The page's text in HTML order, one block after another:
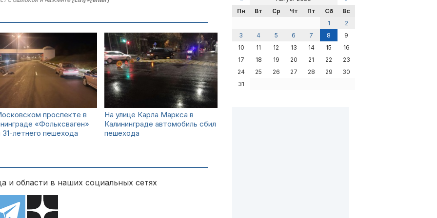
проспекте в
«Фольксваген»
31-летнего пешехода
На улице Карла Маркса в
Калининграде автомобиль сбил
пешехода
и области в наших социальных сетях
Пн
Вт Ср Чт Пт Сб
Вс
1
2
3
4 5 6 7 8
9
10
11 12 13 14 15
16
17
18 19 20 21 22
23
24
25 26 27 28 29
30
31